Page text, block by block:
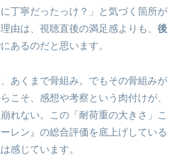
丁寧だったっけ？」と気づく箇所が
由は、視聴直後の満足感よりも、 後
にあるのだと思います。
あくまで骨組み。でもその骨組みが
こそ、感想や考察という肉付けが、
れない。この「耐荷重の大きさ」こ
レン』の総合評価を底上げしている
感じています。